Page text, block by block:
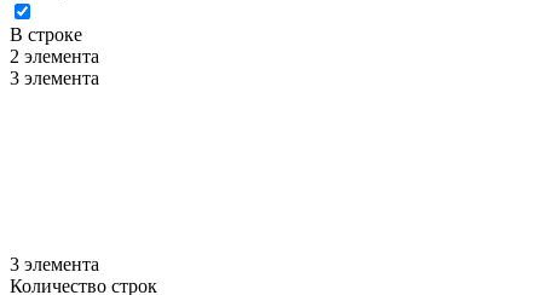
В строке
2 элемента
3 элемента
3 элемента
Количество строк